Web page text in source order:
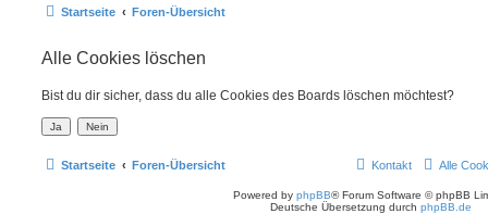
Startseite Foren-Übersicht
Alle Cookies löschen
Bist du dir sicher, dass du alle Cookies des Boards löschen möchtest?
Startseite Foren-Übersicht Alle
Kontakt
Powered by phpBB® Forum Software © phpBB
Deutsche Übersetzung durch phpBB.de